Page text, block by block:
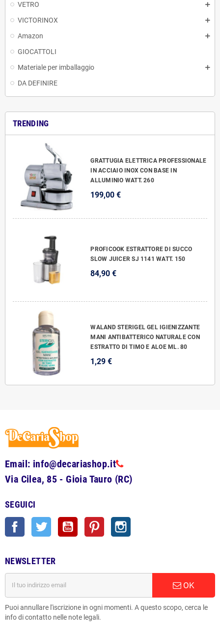
VETRO
VICTORINOX
Amazon
GIOCATTOLI
Materiale per imballaggio
DA DEFINIRE
TRENDING
GRATTUGIA ELETTRICA PROFESSIONALE
IN ACCIAIO INOX CON BASE IN
ALLUMINIO WATT. 260
199,00 €
PROFICOOK ESTRATTORE DI SUCCO
SLOW JUICER SJ 1141 WATT. 150
84,90 €
WALAND STERIGEL GEL IGIENIZZANTE
MANI ANTIBATTERICO NATURALE CON
ESTRATTO DI TIMO E ALOE ML. 80
1,29 €
Email: info@decariashop.it
Via Cilea, 85 - Gioia Tauro (RC)
SEGUICI
Facebook Twitter YouTube Pinterest
NEWSLETTER
OK
Puoi annullare l'iscrizione in ogni momenti. A questo scopo, cerca le
info di contatto nelle note legali.